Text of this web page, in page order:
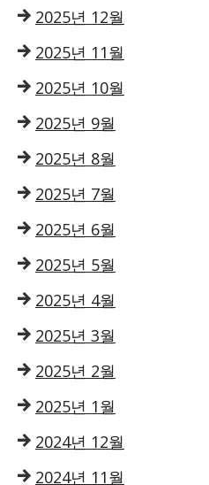
2025년 12월
2025년 11월
2025년 10월
2025년 9월
2025년 8월
2025년 7월
2025년 6월
2025년 5월
2025년 4월
2025년 3월
2025년 2월
2025년 1월
2024년 12월
2024년 11월